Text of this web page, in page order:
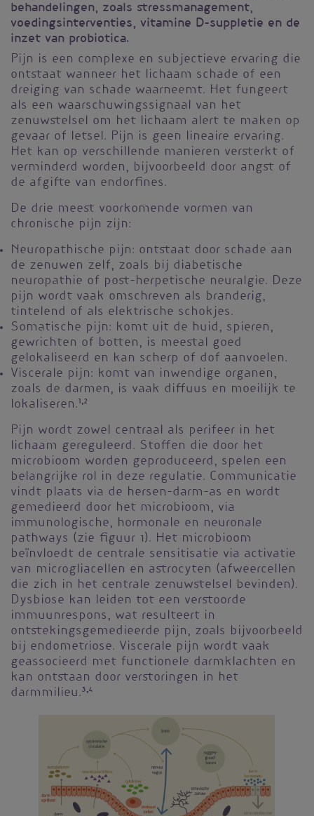
behandelingen, zoals stressmanagement,
voedingsinterventies, vitamine D-suppletie en de
inzet van probiotica.
Pijn is een complexe en subjectieve ervaring die
ontstaat wanneer het lichaam schade of een
dreiging van schade waarneemt. Het fungeert
als een waarschuwingssignaal van het
zenuwstelsel om het lichaam alert te maken op
gevaar of letsel. Pijn is geen lineaire ervaring.
Het kan op verschillende manieren versterkt of
verminderd worden, bijvoorbeeld door angst of
de afgifte van endorfines.
De drie meest voorkomende vormen van
chronische pijn zijn:
Neuropathische pijn: ontstaat door schade aan
de zenuwen zelf, zoals bij diabetische
neuropathie of post-herpetische neuralgie. Deze
pijn wordt vaak omschreven als branderig,
tintelend of als elektrische schokjes.
Somatische pijn: komt uit de huid, spieren,
gewrichten of botten, is meestal goed
gelokaliseerd en kan scherp of dof aanvoelen.
Viscerale pijn: komt van inwendige organen,
zoals de darmen, is vaak diffuus en moeilijk te
lokaliseren.1,2
Pijn wordt zowel centraal als perifeer in het
lichaam gereguleerd. Stoffen die door het
microbioom worden geproduceerd, spelen een
belangrijke rol in deze regulatie. Communicatie
vindt plaats via de hersen-darm-as en wordt
gemedieerd door het microbioom, via
immunologische, hormonale en neuronale
pathways (zie figuur 1). Het microbioom
beïnvloedt de centrale sensitisatie via activatie
van microgliacellen en astrocyten (afweercellen
die zich in het centrale zenuwstelsel bevinden).
Dysbiose kan leiden tot een verstoorde
immuunrespons, wat resulteert in
ontstekingsgemedieerde pijn, zoals bijvoorbeeld
bij endometriose. Viscerale pijn wordt vaak
geassocieerd met functionele darmklachten en
kan ontstaan door verstoringen in het
darmmilieu.3,4